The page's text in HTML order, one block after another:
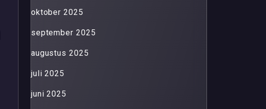
oktober 2025
september 2025
augustus 2025
juli 2025
juni 2025